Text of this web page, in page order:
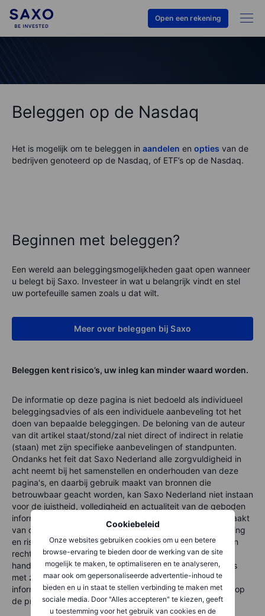
Open een rekening
Cookiebeleid
Onze websites gebruiken cookies om u een betere
browse-ervaring te bieden door de werking van de site
mogelijk te maken, te optimaliseren en te analyseren,
maar ook om gepersonaliseerde advertentie-inhoud te
bieden en u in staat te stellen verbinding te maken met
sociale media. Door "Alles accepteren" te kiezen, geeft
u toestemming voor het gebruik van cookies en de
Beleggen op de Nasdaq
Het is mogelijk om te beleggen in aandelen en opties van de
bedrijven genoteerd op de Nasdaq, of ETF’s op de Nasdaq.
Beginnen met beleggen?
Een wereld aan beleggingsmogelijkheden gaat open wanneer
u belegt bij Saxo. Investeer in wat u belangrijk vindt en stel
uw portefeuille samen zoals u dat wilt.
Meer over beleggen bij Saxo
Beleggen kent risico’s, uw inleg kan minder waard worden.
De informatie op deze pagina is niet bedoeld als individueel
beleggingsadvies of als een individuele aanbeveling tot het
doen van bepaalde beleggingen. De beloning van de auteur
van dit artikel staat/stond/zal niet direct of indirect in relatie
(staan) met zijn specifieke aanbevelingen of standpunten.
Ondanks het feit dat Saxo Nederland alle zorgvuldigheid in
acht neemt bij het samenstellen en onderhouden van deze
pagina's, en daarbij gebruik maakt van bronnen die
betrouwbaar geacht worden, kan Saxo Nederland niet instaan
voor de juistheid, volledigheid en actualiteit van de geboden
informatie. Indien u zonder verificatie of advies gebruikmaakt
van de verstrekte informatie, doet u dat voor eigen rekening
en risico. Aan de informatie op deze pagina's kunnen geen
rechten worden ontleend. Saxo Nederland is een
handelsnaam van Saxo Bank A/S. Beleggen brengt risico’s
met zich mee. Uw inleg kan minder waard worden. Meer
informatie over de specifieke productrisico’s kunt u lezen op
de productpagina’s.